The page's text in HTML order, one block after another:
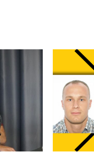
zajištění zbrojního
tlumičů.
pomoci manželky
vyšetřující